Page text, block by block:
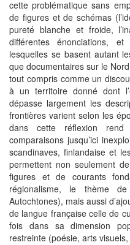
cette problématique sans
de figures et de schémas
pureté blanche et froide,
différentes énonciations,
lesquelles se basent autant
que documentaires sur le
tout compris comme un
à un territoire donné dont
dépasse largement les
frontières varient selon les
dans cette réflexion rend
comparaisons jusqu’ici
scandinaves, finlandaise et
permettent non seulement
figures et de courants
régionalisme, le thème
Autochtones), mais aussi
de langue française celle de
fois dans sa dimension
restreinte (poésie, arts